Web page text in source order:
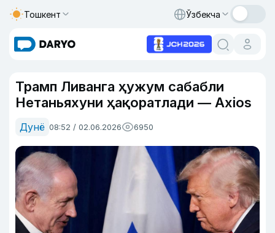
Тошкент Ўзбекча
Трамп Ливанга ҳужум сабабли
Нетаньяхуни ҳақоратлади — Axios
Дунё 08:52 / 02.06.2026 6950